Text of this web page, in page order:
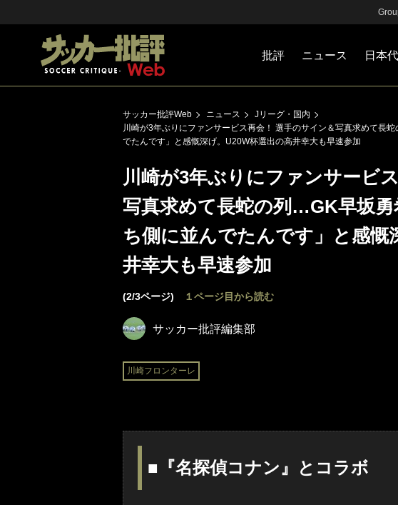
批評 ニュース 日本
サッカー批評Web ニュース
Jリーグ・国内
川崎が3年ぶりにファンサービス再会！ 選手のサイン＆写真求めて長
でたんです」と感慨深げ。U20W杯選出の高井幸大も早速参加
川崎が3年ぶりにファンサービ
写真求めて長蛇の列…GK早坂勇
ち側に並んでたんです」と感慨
井幸大も早速参加
(2/3ページ) １ページ目から読む
サッカー批評編集部
川崎フロンターレ
■『名探偵コナン』とコラボ